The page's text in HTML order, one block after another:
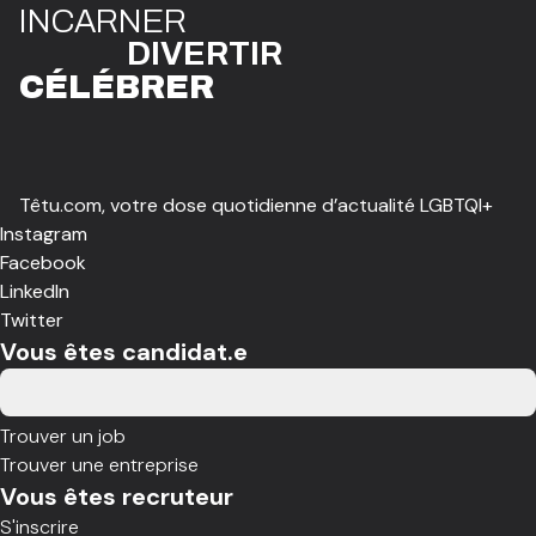
INCARNER
DIVERTIR
CÉLÉBRER
Têtu.com, votre dose quotidienne d’actualité LGBTQI+
Instagram
Facebook
LinkedIn
Twitter
Vous êtes candidat.e
Trouver un job
Trouver une entreprise
Vous êtes recruteur
S'inscrire